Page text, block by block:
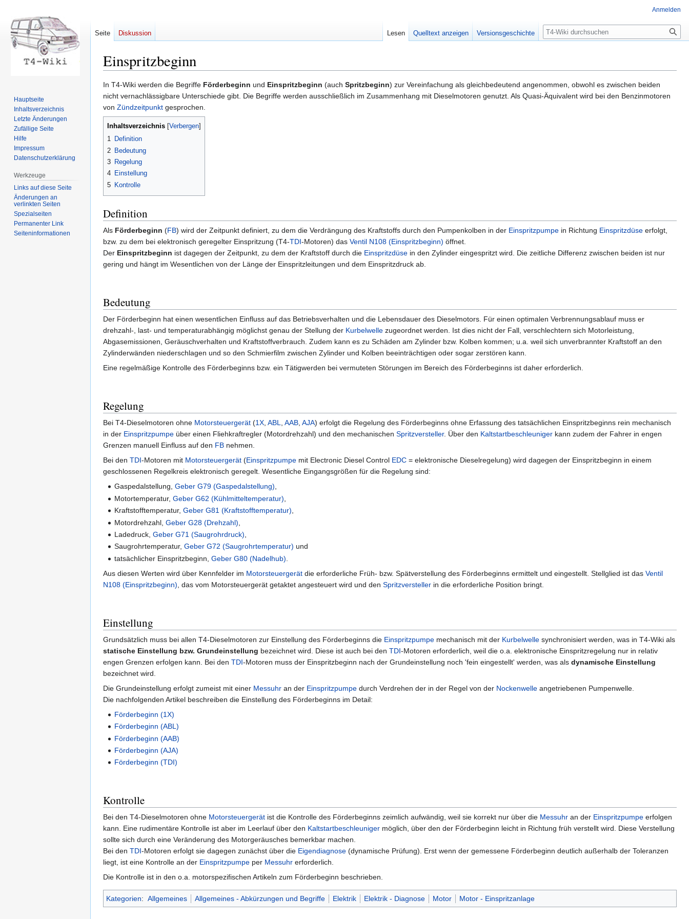
Einspritzbeginn
Zur
Navigation
springen
Zur
Suche
springen
In T4-Wiki werden die Begriffe Förderbeginn und Einspritzbeginn (auch Spritzbeginn) zur Vereinfachung als gleichbedeutend angenommen, obwohl es zwischen beiden
nicht vernachlässigbare Unterschiede gibt. Die Begriffe werden ausschließlich im Zusammenhang mit Dieselmotoren genutzt. Als Quasi-Äquivalent wird bei den Benzinmotoren
von Zündzeitpunkt gesprochen.
Inhaltsverzeichnis
1 Definition
2 Bedeutung
3 Regelung
4 Einstellung
5 Kontrolle
Definition
Als Förderbeginn (FB) wird der Zeitpunkt definiert, zu dem die Verdrängung des Kraftstoffs durch den Pumpenkolben in der Einspritzpumpe in Richtung Einspritzdüse erfolgt,
bzw. zu dem bei elektronisch geregelter Einspritzung (T4-TDI-Motoren) das Ventil N108 (Einspritzbeginn) öffnet.
Der Einspritzbeginn ist dagegen der Zeitpunkt, zu dem der Kraftstoff durch die Einspritzdüse in den Zylinder eingespritzt wird. Die zeitliche Differenz zwischen beiden ist nur
gering und hängt im Wesentlichen von der Länge der Einspritzleitungen und dem Einspritzdruck ab.
Bedeutung
Der Förderbeginn hat einen wesentlichen Einfluss auf das Betriebsverhalten und die Lebensdauer des Dieselmotors. Für einen optimalen Verbrennungsablauf muss er
drehzahl-, last- und temperaturabhängig möglichst genau der Stellung der Kurbelwelle zugeordnet werden. Ist dies nicht der Fall, verschlechtern sich Motorleistung,
Abgasemissionen, Geräuschverhalten und Kraftstoffverbrauch. Zudem kann es zu Schäden am Zylinder bzw. Kolben kommen; u.a. weil sich unverbrannter Kraftstoff an den
Zylinderwänden niederschlagen und so den Schmierfilm zwischen Zylinder und Kolben beeinträchtigen oder sogar zerstören kann.
Eine regelmäßige Kontrolle des Förderbeginns bzw. ein Tätigwerden bei vermuteten Störungen im Bereich des Förderbeginns ist daher erforderlich.
Regelung
Bei T4-Dieselmotoren ohne Motorsteuergerät (1X, ABL, AAB, AJA) erfolgt die Regelung des Förderbeginns ohne Erfassung des tatsächlichen Einspritzbeginns rein mechanisch
in der Einspritzpumpe über einen Fliehkraftregler (Motordrehzahl) und den mechanischen Spritzversteller. Über den Kaltstartbeschleuniger kann zudem der Fahrer in engen
Grenzen manuell Einfluss auf den FB nehmen.
Bei den TDI-Motoren mit Motorsteuergerät (Einspritzpumpe mit Electronic Diesel Control EDC = elektronische Dieselregelung) wird dagegen der Einspritzbeginn in einem
geschlossenen Regelkreis elektronisch geregelt. Wesentliche Eingangsgrößen für die Regelung sind:
Gaspedalstellung,Geber G79 (Gaspedalstellung),
Motortemperatur,Geber G62 (Kühlmitteltemperatur)
Kraftstofftemperatur,Geber G81 (Kraftstofftemperatur),
Motordrehzahl,Geber G28 (Drehzahl)
Ladedruck,Geber G71 (Saugrohrdruck)
Saugrohrtemperatur,Geber G72 (Saugrohrtemperatur) und
tatsächlicher Einspritzbeginn,Geber G80 (Nadelhub)
Aus diesen Werten wird über Kennfelder im Motorsteuergerät die erforderliche Früh- bzw. Spätverstellung des Förderbeginns ermittelt und eingestellt. Stellglied ist das Ventil
N108 (Einspritzbeginn) , das vom Motorsteuergerät getaktet angesteuert wird und den Spritzversteller in die erforderliche Position bringt.
Einstellung
Grundsätzlich muss bei allen T4-Dieselmotoren zur Einstellung des Förderbeginns die Einspritzpumpe mechanisch mit der Kurbelwelle synchronisiert werden, was in T4-Wiki als
statische Einstellung bzw. Grundeinstellung bezeichnet wird. Diese ist auch bei den TDI-Motoren erforderlich, weil die o.a. elektronische Einspritzregelung nur in relativ
engen Grenzen erfolgen kann. Bei den TDI-Motoren muss der Einspritzbeginn nach der Grundeinstellung noch 'fein eingestellt' werden, was als dynamische Einstellung
bezeichnet wird.
Die Grundeinstellung erfolgt zumeist mit einer Messuhr an der Einspritzpumpe durch Verdrehen der in der Regel von der Nockenwelle angetriebenen Pumpenwelle.
Die nachfolgenden Artikel beschreiben die Einstellung des Förderbeginns im Detail:
Förderbeginn (1X)
Förderbeginn (ABL)
Förderbeginn (AAB)
Förderbeginn (AJA)
Förderbeginn (TDI)
Kontrolle
Bei den T4-Dieselmotoren ohne Motorsteuergerät ist die Kontrolle des Förderbeginns zeimlich aufwändig, weil sie korrekt nur über die Messuhr an der Einspritzpumpe erfolgen
kann. Eine rudimentäre Kontrolle ist aber im Leerlauf über den Kaltstartbeschleuniger möglich, über den der Förderbeginn leicht in Richtung früh verstellt wird. Diese Verstellung
sollte sich durch eine Veränderung des Motorgeräusches bemerkbar machen.
Bei den TDI-Motoren erfolgt sie dagegen zunächst über die Eigendiagnose (dynamische Prüfung). Erst wenn der gemessene Förderbeginn deutlich außerhalb der Toleranzen
liegt, ist eine Kontrolle an der Einspritzpumpe per Messuhr erforderlich.
Die Kontrolle ist in den o.a. motorspezifischen Artikeln zum Förderbeginn beschrieben.
Kategorien: Allgemeines Allgemeines - Abkürzungen und Begriffe Elektrik Elektrik - Diagnose Motor Motor - Einspritzanlage
Anmelden
Seite Diskussion Lesen Quelltext anzeigen Versionsgeschichte Suche
Hauptseite
Inhaltsverzeichnis
Letzte Änderungen
Zufällige Seite
Hilfe
Impressum
Datenschutzerklärung
Werkzeuge
Links auf diese Seite
Änderungen an
verlinkten Seiten
Spezialseiten
Permanenter Link
Seiten­informationen